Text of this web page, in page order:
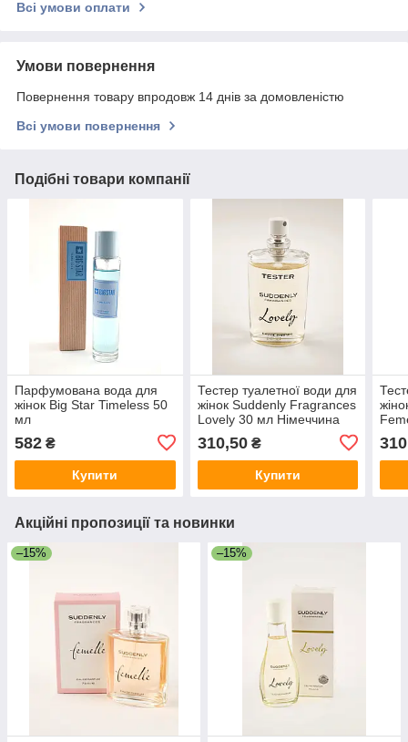
Всі умови оплати
Умови повернення
Повернення товару впродовж 14 днів за домовленістю
Всі умови повернення
Подібні товари компанії
Парфумована вода для
жінок Big Star Timeless 50
мл
582 ₴
Купити
Тестер туалетної води для
жінок Suddenly Fragrances
Lovely 30 мл Німеччина
310,50₴
Купити
Акційні пропозиції та новинки
–15% –15%